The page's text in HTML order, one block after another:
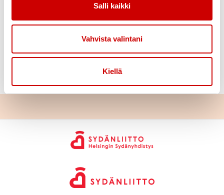
Salli kaikki
Vahvista valintani
Kiellä